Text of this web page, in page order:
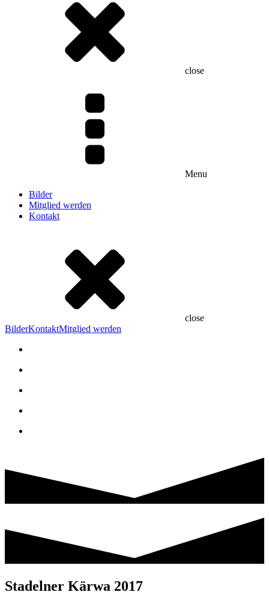
close
Menu
Bilder
Mitglied werden
Kontakt
close
BilderKontaktMitglied werden
Stadelner Kärwa 2017